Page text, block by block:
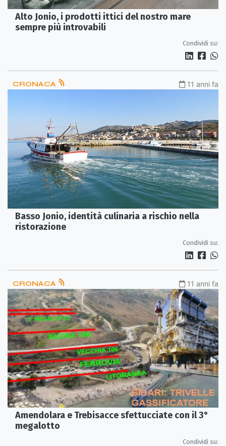
Alto Jonio, i prodotti ittici del nostro mare
sempre più introvabili
Condividi su:
CRONACA 11 anni fa
Basso Jonio, identità culinaria a rischio nella
ristorazione
Condividi su:
CRONACA 11 anni fa
Amendolara e Trebisacce sfettucciate con il 3°
megalotto
Condividi su: